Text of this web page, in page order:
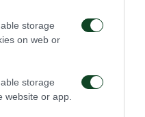
storage
on web or
storage
website or app.
Το πρόγραμμα της
παραμονής του αγώνα